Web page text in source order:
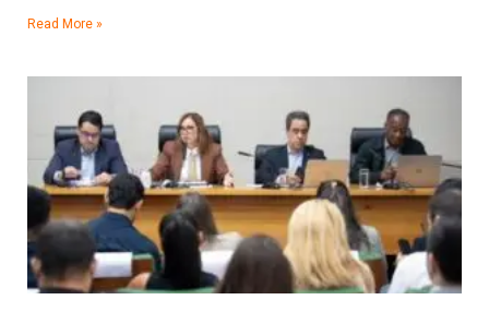
Read More »